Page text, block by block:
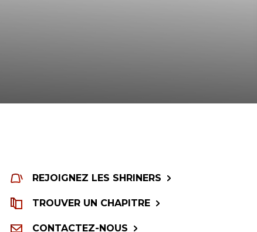
REJOIGNEZ LES SHRINERS
TROUVER UN CHAPITRE
CONTACTEZ-NOUS